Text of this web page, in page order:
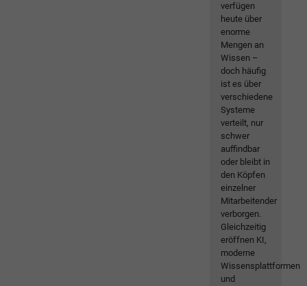
verfügen
heute über
enorme
Mengen an
Wissen –
doch häufig
ist es über
verschiedene
Systeme
verteilt, nur
schwer
auffindbar
oder bleibt in
den Köpfen
einzelner
Mitarbeitender
verborgen.
Gleichzeitig
eröffnen KI,
moderne
Wissensplattformen
und